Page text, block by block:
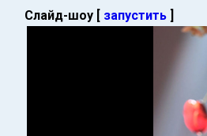
Слайд-шоу [ запустить ]